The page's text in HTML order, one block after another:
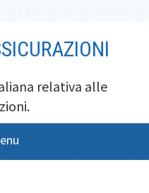
relativa alle